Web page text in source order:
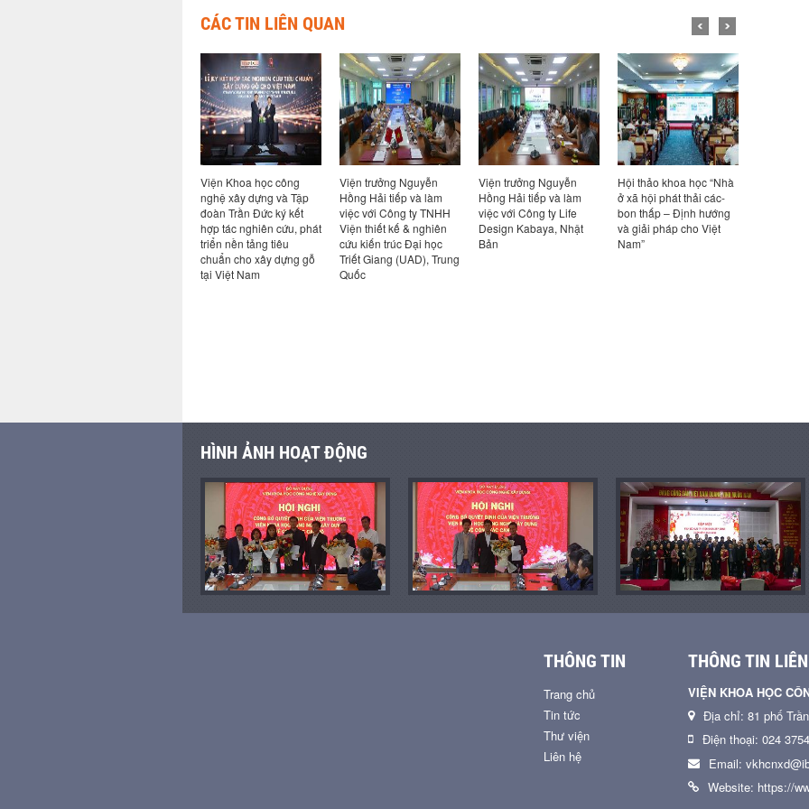
CÁC TIN LIÊN QUAN
Viện Khoa học công
nghệ xây dựng và Tập
đoàn Trần Đức ký kết
hợp tác nghiên cứu, phát
triển nền tảng tiêu
chuẩn cho xây dựng gỗ
tại Việt Nam
Viện trưởng Nguyễn
Hồng Hải tiếp và làm
việc với Công ty TNHH
Viện thiết kế & nghiên
cứu kiến trúc Đại học
Triết Giang (UAD), Trung
Quốc
Viện trưởng Nguyễn
Hồng Hải tiếp và làm
việc với Công ty Life
Design Kabaya, Nhật
Bản
Hội thảo khoa học “Nhà
ở xã hội phát thải các-
bon thấp – Định hướng
và giải pháp cho Việt
Nam”
HÌNH ẢNH HOẠT ĐỘNG
THÔNG TIN
Trang chủ
Tin tức
Thư viện
Liên hệ
THÔNG TIN
VIỆN KHOA HỌC
Địa chỉ: 81 phố
Điện thoại: 024
Email:
Website: https://